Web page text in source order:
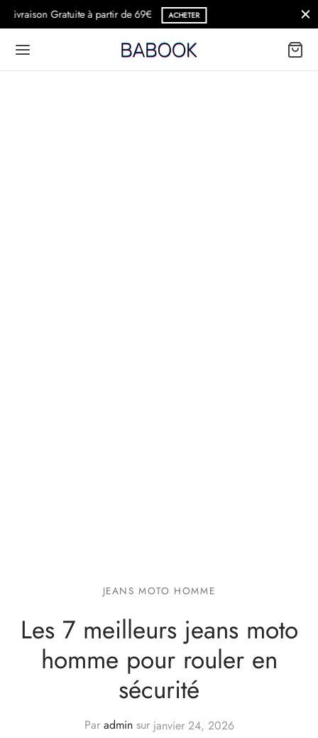
SOLDES FLASH -30%. DÉCOUVRIR
JEANS MOTO HOMME
Les 7 meilleurs jeans moto
homme pour rouler en
sécurité
Par adminsur janvier 24, 2026